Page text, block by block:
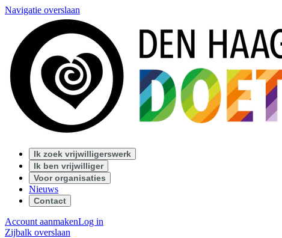
Navigatie overslaan
Ik zoek vrijwilligerswerk
Ik ben vrijwilliger
Voor organisaties
Nieuws
Contact
Account aanmakenLog in
Zijbalk overslaan